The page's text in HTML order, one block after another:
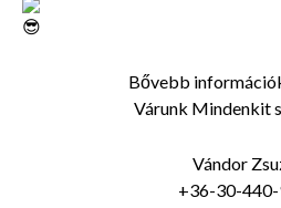
Bővebb
Várunk Mindenkit
Vándor
+36-30-